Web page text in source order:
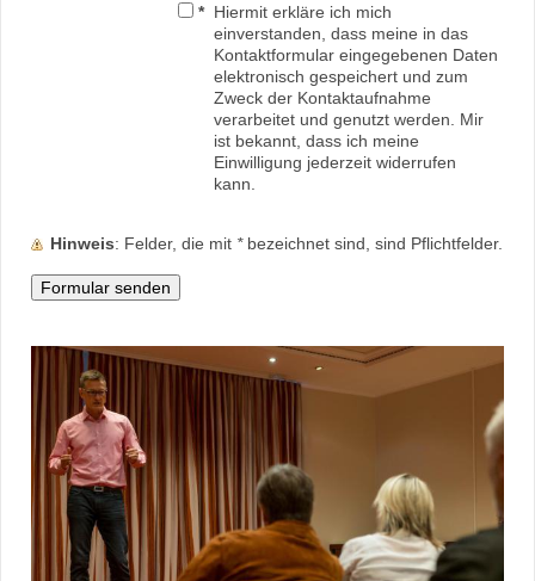
* Hiermit erkläre ich mich
einverstanden, dass meine in das
Kontaktformular eingegebenen Daten
elektronisch gespeichert und zum
Zweck der Kontaktaufnahme
verarbeitet und genutzt werden. Mir
ist bekannt, dass ich meine
Einwilligung jederzeit widerrufen
kann.
Hinweis : Felder, die mit *bezeichnet sind, sind Pflichtfelder.